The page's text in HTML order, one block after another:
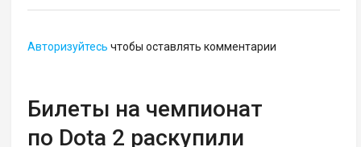
Авторизуйтесь чтобы оставлять комментарии
Билеты на чемпионат
по Dota 2 раскупили